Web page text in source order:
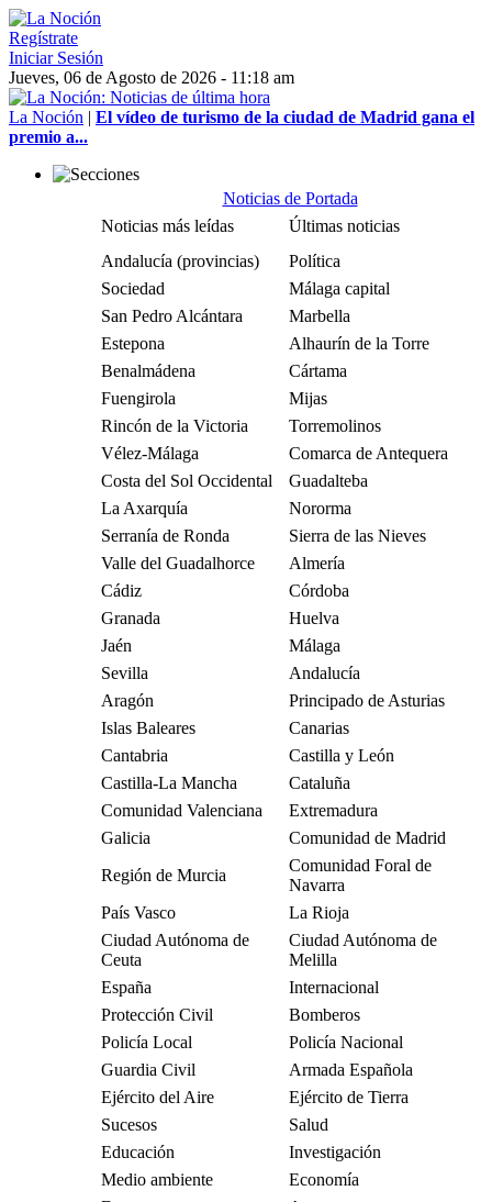
Regístrate
Iniciar Sesión
Jueves, 06 de Agosto de 2026 - 11:18 am
La Noción | El vídeo de turismo de la ciudad de Madrid gana el
premio a...
Noticias de Portada
Noticias más leídas
Últimas noticias
Andalucía (provincias)
Política
Sociedad
Málaga capital
San Pedro Alcántara
Marbella
Estepona
Alhaurín de la Torre
Benalmádena
Cártama
Fuengirola
Mijas
Rincón de la Victoria
Torremolinos
Vélez-Málaga
Comarca de Antequera
Costa del Sol Occidental
Guadalteba
La Axarquía
Nororma
Serranía de Ronda
Sierra de las Nieves
Valle del Guadalhorce
Almería
Cádiz
Córdoba
Granada
Huelva
Jaén
Málaga
Sevilla
Andalucía
Aragón
Principado de Asturias
Islas Baleares
Canarias
Cantabria
Castilla y León
Castilla-La Mancha
Cataluña
Comunidad Valenciana
Extremadura
Galicia
Comunidad de Madrid
Región de Murcia
Comunidad Foral de
Navarra
País Vasco
La Rioja
Ciudad Autónoma de
Ceuta
Ciudad Autónoma de
Melilla
España
Internacional
Protección Civil
Bomberos
Policía Local
Policía Nacional
Guardia Civil
Armada Española
Ejército del Aire
Ejército de Tierra
Sucesos
Salud
Educación
Investigación
Medio ambiente
Economía